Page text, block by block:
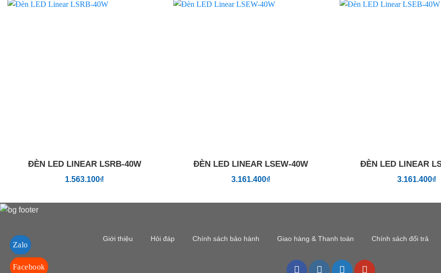
ĐÈN LED LINEAR LSRB-40W
1.563.100₫
ĐÈN LED LINEAR LSEW-40W
3.161.400₫
ĐÈN LED LINEAR
3.161.400₫
Giới thiệu Hỏi đáp Chính sách bảo hành Giao hàng & Thanh toán Chính sách đổi trả
Zalo
Facebook